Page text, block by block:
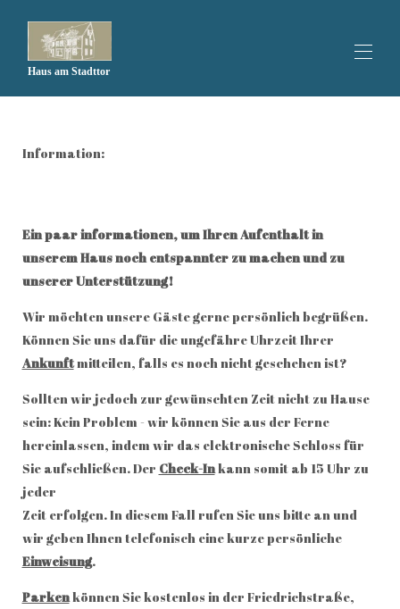
Haus am Stadttor
Kontaktieren Sie uns
Information:
Ein paar informationen, um Ihren Aufenthalt in
unserem Haus noch entspannter zu machen und zu
unserer Unterstützung!
Wir möchten unsere Gäste gerne persönlich begrüßen.
Können Sie uns dafür die ungefähre Uhrzeit Ihrer
Ankunftmitteilen, falls es noch nicht geschehen ist?
Sollten wir jedoch zur gewünschten Zeit nicht zu Hause
sein: Kein Problem - wir können Sie aus der Ferne
hereinlassen, indem wir das elektronische Schloss für
Sie aufschließen. Der Check-Inkann somit ab 15 Uhr zu
jeder
Zeit erfolgen. In diesem Fall rufen Sie uns bitte an und
wir geben Ihnen telefonisch eine kurze persönliche
Einweisung.
Parkenkönnen Sie kostenlos in der Friedrichstraße,